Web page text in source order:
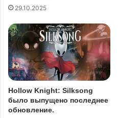
29.10.2025
Hollow Knight: Silksong
было выпущено последнее
обновление.